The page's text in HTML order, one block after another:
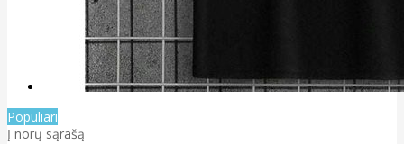
Populiari
Į norų sąrašą